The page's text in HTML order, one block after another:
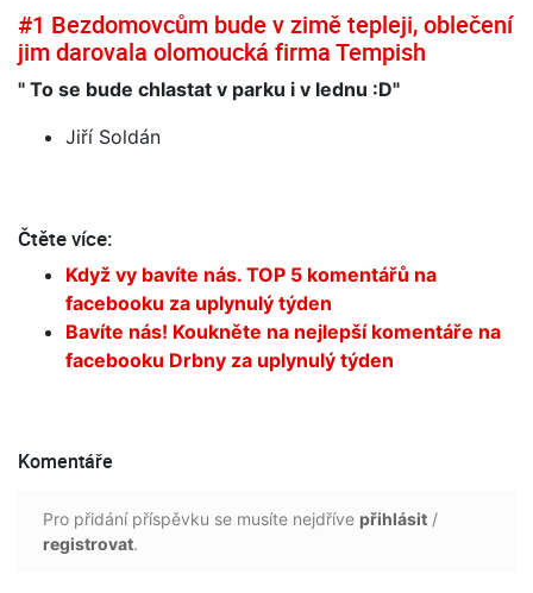
#1 Bezdomovcům bude v zimě tepleji, oblečení
jim darovala olomoucká firma Tempish
" To se bude chlastat v parku i v lednu :D"
Jiří Soldán
Čtěte více:
Když vy bavíte nás. TOP 5 komentářů na
facebooku za uplynulý týden
Bavíte nás! Koukněte na nejlepší komentáře na
facebooku Drbny za uplynulý týden
Komentáře
Pro přidání příspěvku se musíte nejdříve přihlásit /
registrovat.